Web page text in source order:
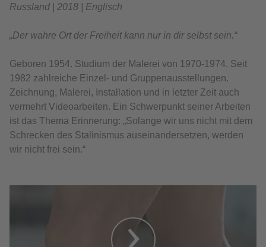
Russland | 2018 | Englisch
„Der wahre Ort der Freiheit kann nur in dir selbst sein.“
Geboren 1954. Studium der Malerei von 1970-1974. Seit
1982 zahlreiche Einzel- und Gruppenausstellungen.
Zeichnung, Malerei, Installation und in letzter Zeit auch
vermehrt Videoarbeiten. Ein Schwerpunkt seiner Arbeiten
ist das Thema Erinnerung: „Solange wir uns nicht mit dem
Schrecken des Stalinismus auseinandersetzen, werden
wir nicht frei sein.“